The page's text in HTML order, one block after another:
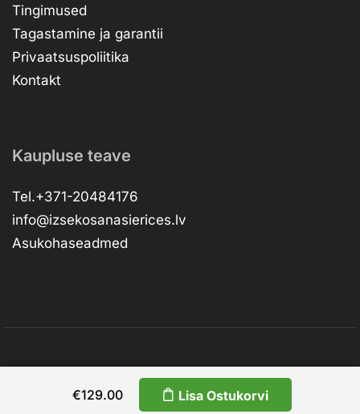
€129.00 Lisa Ostukorvi
Tingimused
Tagastamine ja garantii
Privaatsuspoliitika
Kontakt
Kaupluse teave
Tel.+371-20484176
info@izsekosanasierices.lv
Asukohaseadmed
Copyright © 2026 –dev.RVNSKIRESTapi